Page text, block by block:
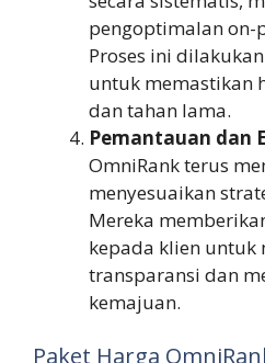
pengoptimalan on-
Proses ini
untuk memastikan
dan tahan lama.
Pemantauan dan
OmniRank terus
menyesuaikan
Mereka
kepada klien untuk
transparansi dan
kemajuan.
Paket Harga